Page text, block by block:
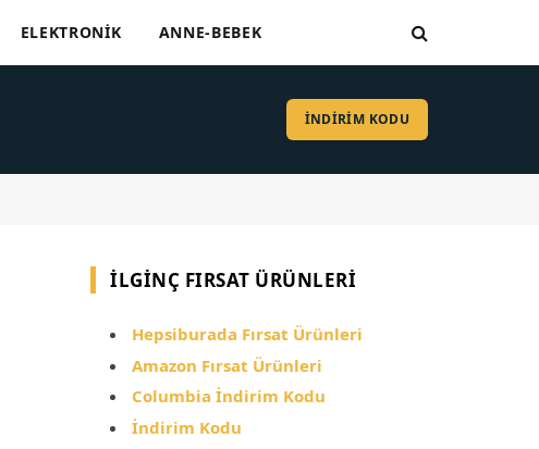
ELEKTRONIK ANNE-BEBEK
İNDİRİM KODU
İLGINÇ FIRSAT ÜRÜNLERI
Hepsiburada Fırsat Ürünleri
Amazon Fırsat Ürünleri
Columbia İndirim Kodu
İndirim Kodu